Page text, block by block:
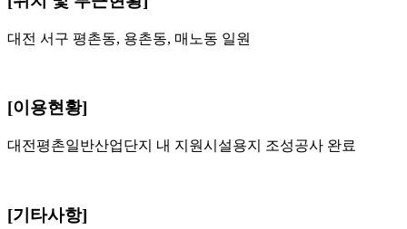
대전 서구 평촌동, 용촌동, 매노동 일원
[이용현황]
대전평촌일반산업단지 내 지원시설용지 조성공사 완료
[기타사항]